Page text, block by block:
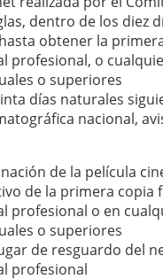
dentro de los diez
obtener la
profesional, o
o superiores
días naturales
nacional,
de la película
de la primera copia
profesional o en
o superiores
de resguardo del
profesional